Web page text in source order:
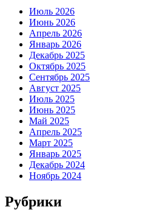
Июль 2026
Июнь 2026
Апрель 2026
Январь 2026
Декабрь 2025
Октябрь 2025
Сентябрь 2025
Август 2025
Июль 2025
Июнь 2025
Май 2025
Апрель 2025
Март 2025
Январь 2025
Декабрь 2024
Ноябрь 2024
Рубрики